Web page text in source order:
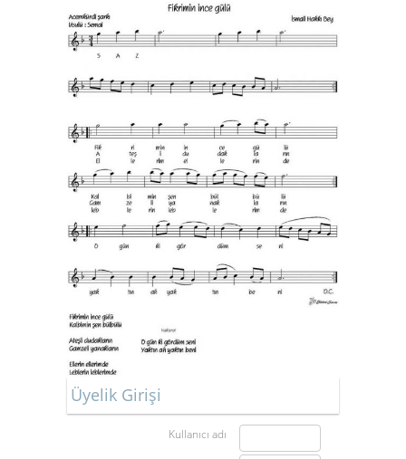
Üyelik Girişi
Kullanıcı adı